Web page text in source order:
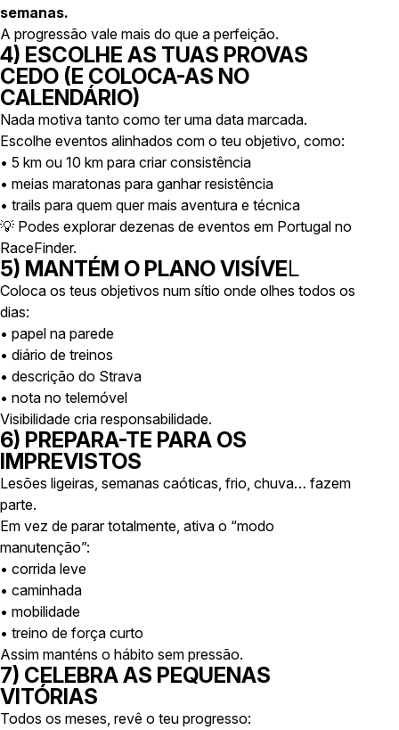
semanas.
A progressão vale mais do que a perfeição.
4) ESCOLHE AS TUAS PROVAS
CEDO (E COLOCA-AS NO
CALENDÁRIO)
Nada motiva tanto como ter uma data marcada.
Escolhe eventos alinhados com o teu objetivo, como:
• 5 km ou 10 km para criar consistência
• meias maratonas para ganhar resistência
• trails para quem quer mais aventura e técnica
💡 Podes explorar dezenas de eventos em Portugal no
RaceFinder.
5) MANTÉM O PLANO VISÍVEL
Coloca os teus objetivos num sítio onde olhes todos os
dias:
• papel na parede
• diário de treinos
• descrição do Strava
• nota no telemóvel
Visibilidade cria responsabilidade.
6) PREPARA-TE PARA OS
IMPREVISTOS
Lesões ligeiras, semanas caóticas, frio, chuva… fazem
parte.
Em vez de parar totalmente, ativa o “modo
manutenção”:
• corrida leve
• caminhada
• mobilidade
• treino de força curto
Assim manténs o hábito sem pressão.
7) CELEBRA AS PEQUENAS
VITÓRIAS
Todos os meses, revê o teu progresso: